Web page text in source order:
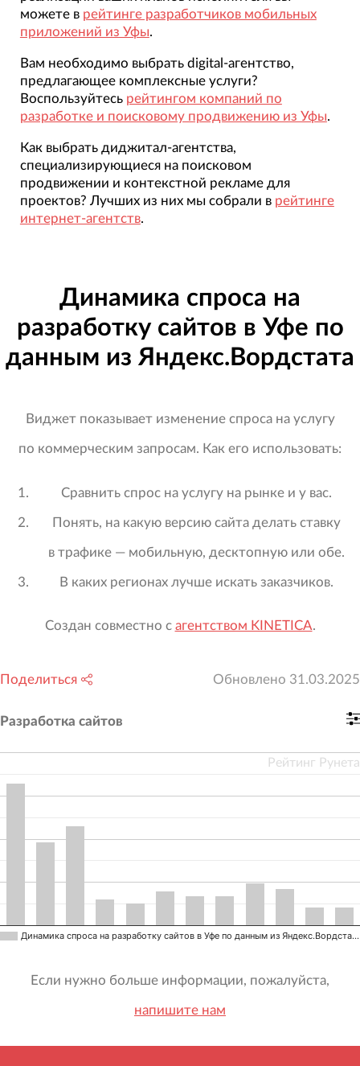
можете в рейтинге разработчиков мобильных
приложений из Уфы.
Вам необходимо выбрать digital-агентство,
предлагающее комплексные услуги?
Воспользуйтесь рейтингом компаний по
разработке и поисковому продвижению из Уфы.
Как выбрать диджитал-агентства,
специализирующиеся на поисковом
продвижении и контекстной рекламе для
проектов? Лучших из них мы собрали в рейтинге
интернет-агентств.
Динамика спроса на
разработку сайтов в Уфе по
данным из Яндекс.Вордстата
Виджет показывает изменение спроса на услугу
по коммерческим запросам. Как его использовать:
Сравнить спрос на услугу на рынке и у вас.
Понять, на какую версию сайта делать ставку
в трафике — мобильную, десктопную или обе.
В каких регионах лучше искать заказчиков.
Создан совместно с агентством KINETICA.
Поделиться Обновлено 31.03.2025
Разработка сайтов
Динамика спроса на разработку сайтов в Уфе по данным из Яндекс.Вордста…
Рейтинг Рунета
Если нужно больше информации, пожалуйста,
напишите нам